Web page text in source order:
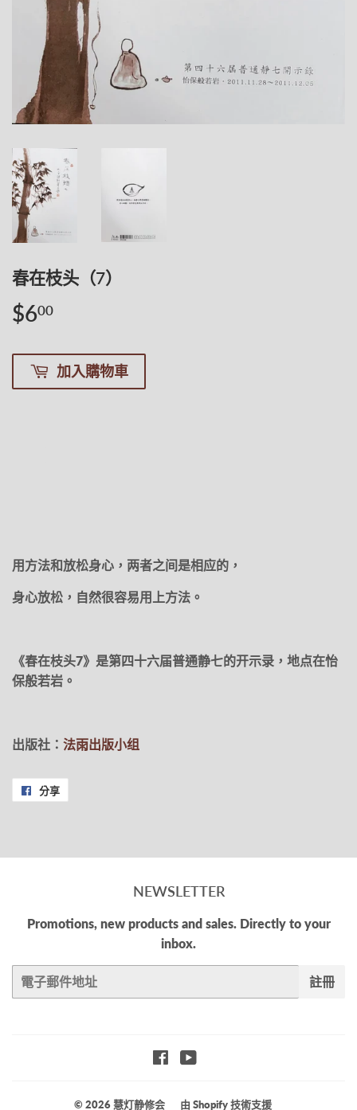
春在枝头（7）
$600
加入購物車
用方法和放松身心，两者之间是相应的，
身心放松，自然很容易用上方法。
《春在枝头7》是第四十六届普通静七的开示录，地点在怡
保般若岩。
出版社： 法雨出版小组
分享
Facebook
NEWSLETTER
Promotions, new products and sales. Directly to your
inbox.
電
子
註冊
Facebook
© 2026慧灯静修会 由 Shopify 技術支援